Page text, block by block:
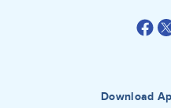
Download